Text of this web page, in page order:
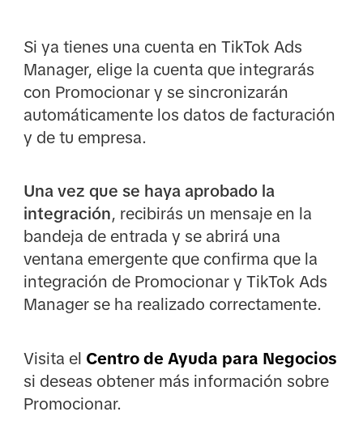
Si ya tienes una cuenta en TikTok Ads
Manager, elige la cuenta que integrarás
con Promocionar y se sincronizarán
automáticamente los datos de facturación
y de tu empresa.
Una vez que se haya aprobado la
integración, recibirás un mensaje en la
bandeja de entrada y se abrirá una
ventana emergente que confirma que la
integración de Promocionar y TikTok Ads
Manager se ha realizado correctamente.
Visita el Centro de Ayuda para Negocios
si deseas obtener más información sobre
Promocionar.